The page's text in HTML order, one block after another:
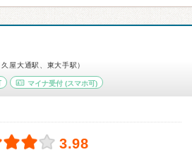
屋大通駅、東大手駅）
マイナ受付 (スマホ可)
3.98